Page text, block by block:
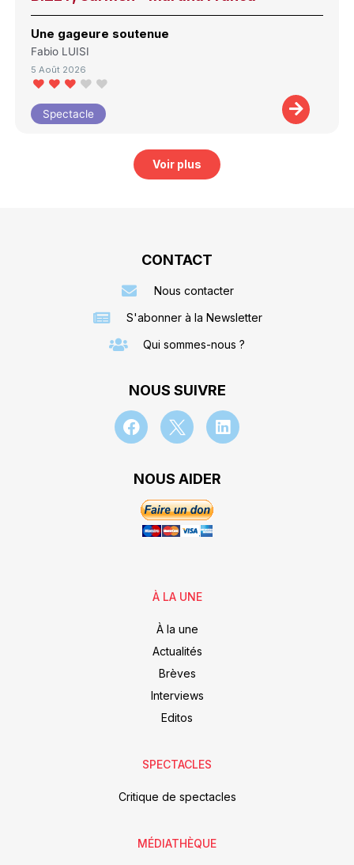
Une gageure soutenue
Fabio LUISI
5 Août 2026
Spectacle
Voir plus
CONTACT
Nous contacter
S'abonner à la Newsletter
Qui sommes-nous ?
NOUS SUIVRE
NOUS AIDER
À LA UNE
À la une
Actualités
Brèves
Interviews
Editos
SPECTACLES
Critique de spectacles
MÉDIATHÈQUE